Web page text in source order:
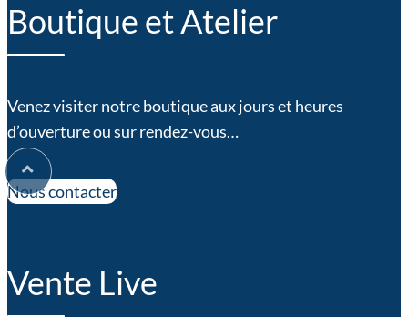
Boutique et Atelier
Venez visiter notre boutique aux jours et heures
d’ouverture ou sur rendez-vous…
Nous contacter
Vente Live